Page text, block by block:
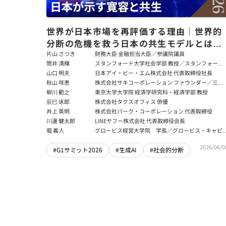
世界が日本市場を再評価する理由｜世界的
分断の危機を救う日本の共生モデルとは｜
責任ある積極財政と企業変革の真の条件
【片山さつき×筒井清輝×山口明夫×堀義
人】
片山 さつき
財務大臣 金融担当大臣／参議院議員
筒井 清輝
スタンフォード大学社会学部 教授／スタンフォード
大学アジア太平洋研究センター 所長／東京財団 名誉
フェロー
山口 明夫
日本アイ・ビー・エム株式会社 代表取締役社長
秋山 咲恵
株式会社サキコーポレーション ファウンダー／三菱
商事株式会社 取締役
柳川 範之
東京大学大学院 経済学研究科・経済学部 教授
辰巳 琢郎
株式会社タクスオフィス 俳優
井上 英明
株式会社パーク・コーポレーション 代表取締役
川邊 健太郎
LINEヤフー株式会社 代表取締役会長
堀 義人
グロービス経営大学院 学長／グロービス・キャピ
#G1サミット2026 #生成AI #社会的分断 2026/06/